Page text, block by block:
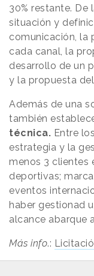
30% restante. De
situación y
comunicación, la
cada canal, la
desarrollo de un
y la propuesta
Además de una
también
técnica. Entre
estrategia y la
menos 3 clientes
deportivas;
eventos
haber gestionad
alcance abarque
Más info.: